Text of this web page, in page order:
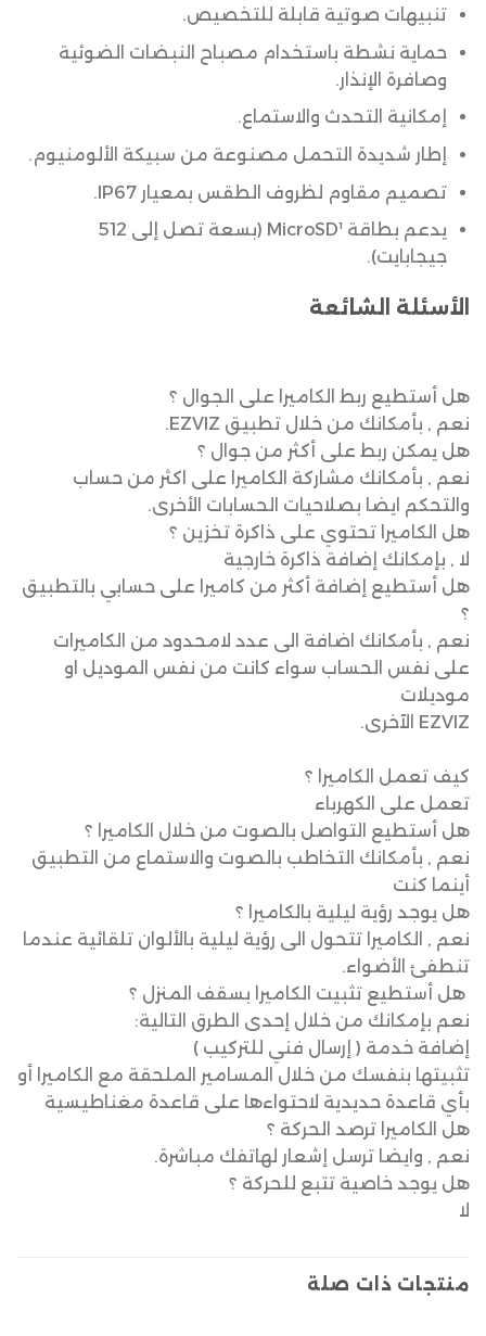
تنبيهات صوتية قابلة للتخصيص.
حماية نشطة باستخدام مصباح النبضات الضوئية
وصافرة الإنذار.
إمكانية التحدث والاستماع.
إطار شديدة التحمل مصنوعة من سبيكة الألومنيوم.
تصميم مقاوم لظروف الطقس بمعيار IP67.
يدعم بطاقة MicroSD¹ (بسعة تصل إلى 512
جيجابايت).
لأسئلة الشائعة
​هل أستطيع ربط الكاميرا على الجوال ؟
نعم , بأمكانك من خلال تطبيق EZVIZ.
​​هل يمكن ربط على أكثر من جوال ؟
نعم , بأمكانك مشاركة الكاميرا على اكثر من حساب
والتحكم ايضا بصلاحيات الحسابات الأخرى.
​​هل الكاميرا تحتوي على ذاكرة تخزين ؟
لا , بإمكانك إضافة ذاكرة خارجية
​​هل أستطيع إضافة أكثر من كاميرا على حسابي بالتطبيق
؟
نعم , بأمكانك اضافة الى عدد لامحدود من الكاميرات
على نفس الحساب سواء كانت من نفس الموديل او
موديلات
EZVIZ الآخرى.
​​كيف تعمل الكاميرا ؟
تعمل على الكهرباء
​​هل أستطيع التواصل بالصوت من خلال الكاميرا ؟
نعم , بأمكانك التخاطب بالصوت والاستماع من التطبيق
أينما كنت
هل يوجد رؤية ليلية بالكاميرا ؟
نعم , الكاميرا تتحول الى رؤية ليلية بالألوان تلقائية عندما
تنطفئ الأضواء.
​​ هل أستطيع تثبيت الكاميرا بسقف المنزل ؟
نعم بإمكانك من خلال إحدى الطرق التالية:
إضافة خدمة ( إرسال فني للتركيب )
تثبيتها بنفسك من خلال المسامير الملحقة مع الكاميرا أو
بأي قاعدة حديدية لاحتواءها على قاعدة مغناطيسية
​​هل الكاميرا ترصد الحركة ؟
نعم , وايضا ترسل إشعار لهاتفك مباشرة.
​​هل يوجد خاصية تتبع للحركة ؟
لا
منتجات ذات صلة